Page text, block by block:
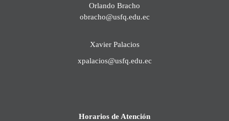
Orlando Bracho
obracho@usfq.edu.ec
Xavier Palacios
xpalacios@usfq.edu.ec
Horarios de Atención